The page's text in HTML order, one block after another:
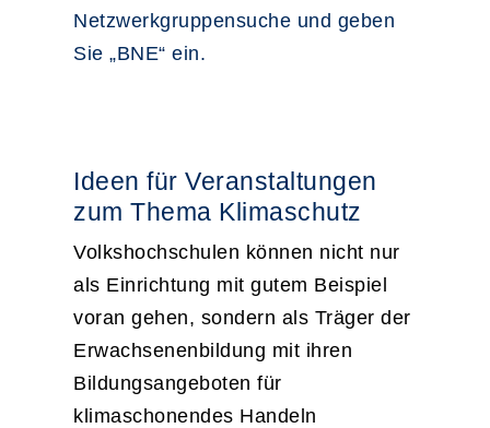
Netzwerkgruppensuche und geben
Sie „BNE“ ein.
Ideen für Veranstaltungen
zum Thema Klimaschutz
Volkshochschulen können nicht nur
als Einrichtung mit gutem Beispiel
voran gehen, sondern als Träger der
Erwachsenenbildung mit ihren
Bildungsangeboten für
klimaschonendes Handeln